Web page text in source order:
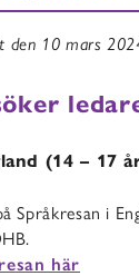
den 10 mars
(14 – 17
Språkresan i
här